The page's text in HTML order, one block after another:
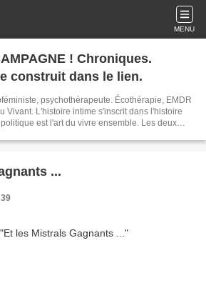
MENU
! Chroniques.
construit dans le lien.
Vivant. L'histoire intime s'inscrit dans l'histoire
est l'art du vivre ensemble. Les deux
: vous recevez mes articles une fois par mois environ.
...